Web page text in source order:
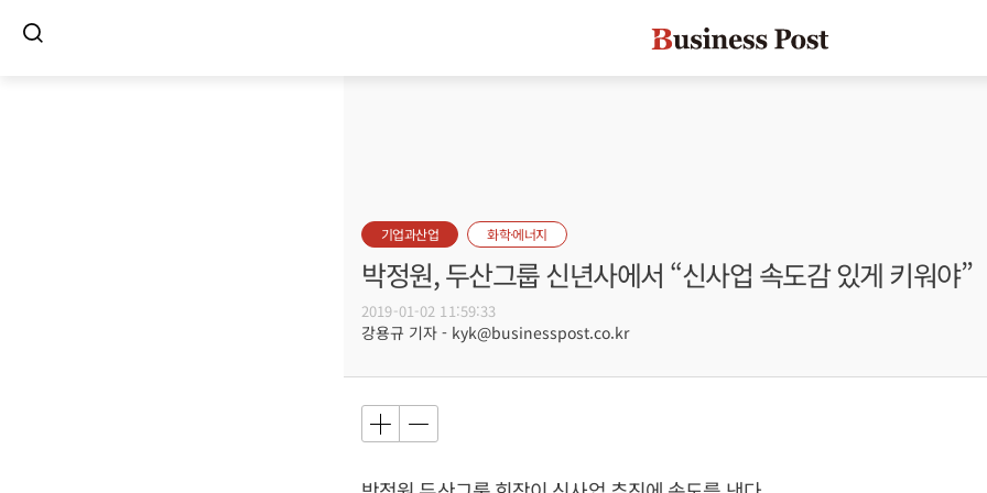
기업과산업 화학·에너지
박정원, 두산그룹 신년사에서 “신사업 속도감 있게 키워야”
2019-01-02 11:59:33
강용규 기자 - kyk@businesspost.co.kr